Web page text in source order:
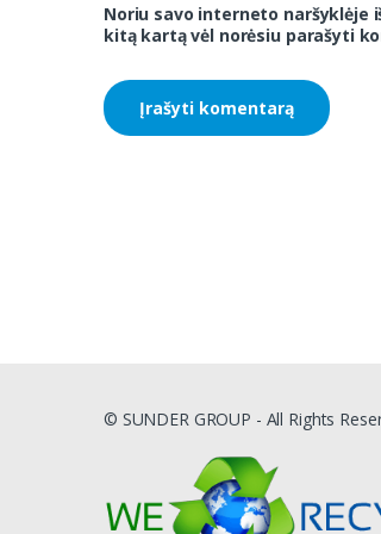
Noriu savo interneto naršyklėje
kitą kartą vėl norėsiu parašyti
© SUNDER GROUP - All Rights